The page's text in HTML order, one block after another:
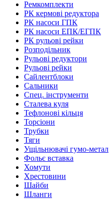
Ремкомплекти
РК кермові редуктора
РК насоси ГПК
РК насоси ЕПК/ЕГПК
РК рульові рейки
Розподільник
Рульові редуктори
Рульові рейки
Сайлентблоки
Сальники
Спец. інструменти
Сталева куля
Тефлонові кільця
Торсіони
Трубки
Тяги
Ущільнювачі гумо-метал
Фольє вставка
Хомути
Хрестовини
Шайби
Шланги